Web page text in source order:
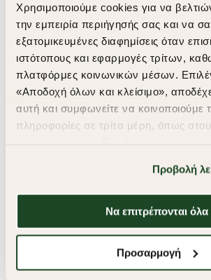
Χρησιμοποιούμε cookies για να
την εμπειρία περιήγησής σας και να
εξατομικευμένες διαφημίσεις όταν
ιστότοπους και εφαρμογές τρίτων,
πλατφόρμες κοινωνικών μέσων.
«Αποδοχή όλων και κλείσιμο»,
αυτή και συμφωνείτε να κοινοποιούμε
πληροφορίες σε τρίτα μέρη, όπως
απαιτούμενα cookies» και θα
στα cookies και τις τεχνολογίες που
απαραίτητα για την ασφαλή απόδοση
λειτουργικότητα της ιστοσελίδας μας.
θα μπορούμε να συλλέξουμε
Προβολή
Να επιτρέπονται όλα
Προσαρμογή